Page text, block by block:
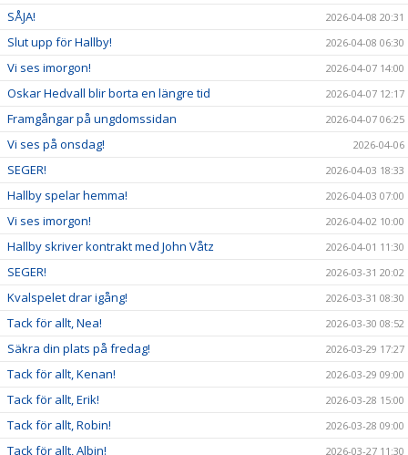
SÅJA! 2026-04-08 20:31
Slut upp för Hallby! 2026-04-08 06:30
Vi ses imorgon! 2026-04-07 14:00
Oskar Hedvall blir borta en längre tid 2026-04-07 12:17
Framgångar på ungdomssidan 2026-04-07 06:25
Vi ses på onsdag! 2026-04-06
SEGER! 2026-04-03 18:33
Hallby spelar hemma! 2026-04-03 07:00
Vi ses imorgon! 2026-04-02 10:00
Hallby skriver kontrakt med John Våtz 2026-04-01 11:30
SEGER! 2026-03-31 20:02
Kvalspelet drar igång! 2026-03-31 08:30
Tack för allt, Nea! 2026-03-30 08:52
Säkra din plats på fredag! 2026-03-29 17:27
Tack för allt, Kenan! 2026-03-29 09:00
Tack för allt, Erik! 2026-03-28 15:00
Tack för allt, Robin! 2026-03-28 09:00
Tack för allt, Albin! 2026-03-27 11:30